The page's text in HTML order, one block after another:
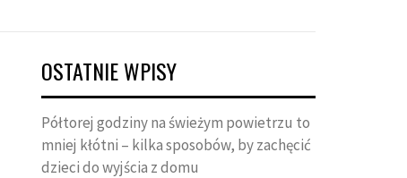
OSTATNIE WPISY
Półtorej godziny na świeżym powietrzu to
mniej kłótni – kilka sposobów, by zachęcić
dzieci do wyjścia z domu